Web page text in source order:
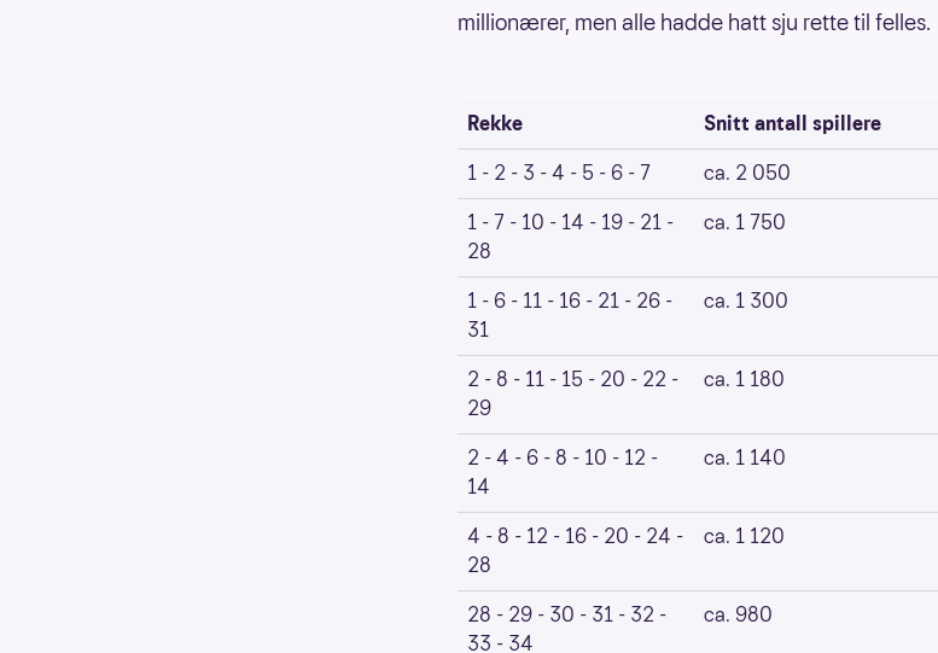
millionærer, men alle hadde hatt sju rette til felles.
Rekke Snitt antall spillere
1 - 2 - 3 - 4 - 5 - 6 - 7
ca. 2 050
1 - 7 - 10 - 14 - 19 - 21 -
28
ca. 1 750
1 - 6 - 11 - 16 - 21 - 26 -
31
ca. 1 300
2 - 8 - 11 - 15 - 20 - 22 -
29
ca. 1 180
2 - 4 - 6 - 8 - 10 - 12 -
14
ca. 1 140
4 - 8 - 12 - 16 - 20 - 24 -
28
ca. 1 120
28 - 29 - 30 - 31 - 32 -
33 - 34
ca. 980